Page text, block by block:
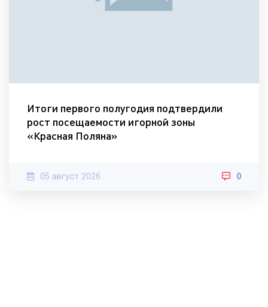
Итоги первого полугодия подтвердили
рост посещаемости игорной зоны
«Красная Поляна»
05 август 2026 0